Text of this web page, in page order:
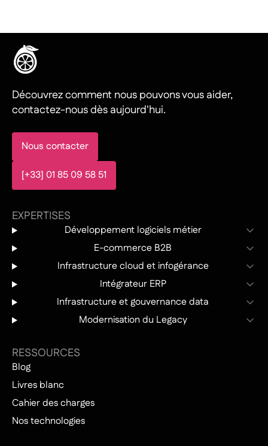
Découvrez comment nous pouvons vous aider,
contactez-nous dès aujourd'hui.
Nous contacter
[+33] 01 85 09 58 51
EXPERTISES
Développement logiciels métier
E-commerce B2B
Infrastructure cloud et infogérance
Intégrateur ERP
Infrastructure et gouvernance data
Modernisation du Legacy
RESSOURCES
Blog
Livres blanc
Cahier des charges
Nos technologies